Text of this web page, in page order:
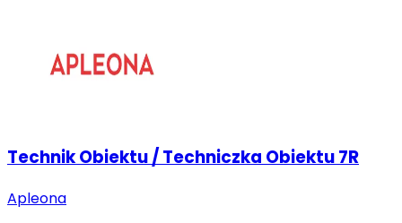
Technik Obiektu / Techniczka Obiektu 7R
Apleona